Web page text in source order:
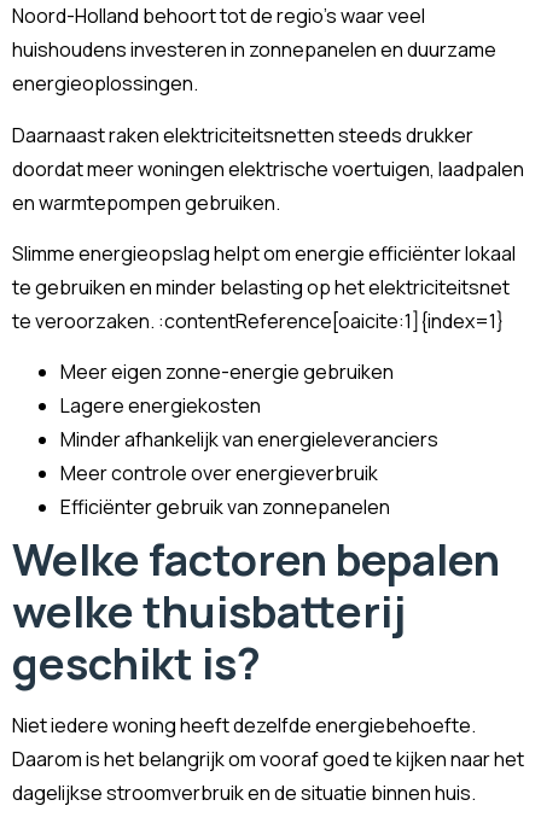
Noord-Holland behoort tot de regio’s waar veel
huishoudens investeren in zonnepanelen en duurzame
energieoplossingen.
Daarnaast raken elektriciteitsnetten steeds drukker
doordat meer woningen elektrische voertuigen, laadpalen
en warmtepompen gebruiken.
Slimme energieopslag helpt om energie efficiënter lokaal
te gebruiken en minder belasting op het elektriciteitsnet
te veroorzaken. :contentReference[oaicite:1]{index=1}
Meer eigen zonne-energie gebruiken
Lagere energiekosten
Minder afhankelijk van energieleveranciers
Meer controle over energieverbruik
Efficiënter gebruik van zonnepanelen
Welke factoren bepalen
welke thuisbatterij
geschikt is?
Niet iedere woning heeft dezelfde energiebehoefte.
Daarom is het belangrijk om vooraf goed te kijken naar het
dagelijkse stroomverbruik en de situatie binnen huis.